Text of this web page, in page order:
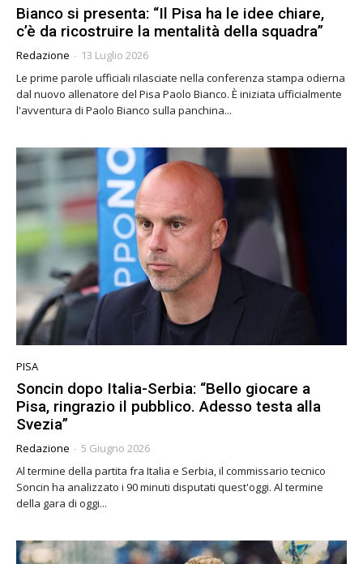
Bianco si presenta: “Il Pisa ha le idee chiare,
c’è da ricostruire la mentalità della squadra”
Redazione - 13 Luglio 2026
Le prime parole ufficiali rilasciate nella conferenza stampa odierna
dal nuovo allenatore del Pisa Paolo Bianco. È iniziata ufficialmente
l'avventura di Paolo Bianco sulla panchina...
PISA
Soncin dopo Italia-Serbia: “Bello giocare a
Pisa, ringrazio il pubblico. Adesso testa alla
Svezia”
Redazione - 5 Giugno 2026
Al termine della partita fra Italia e Serbia, il commissario tecnico
Soncin ha analizzato i 90 minuti disputati quest'oggi. Al termine
della gara di oggi...